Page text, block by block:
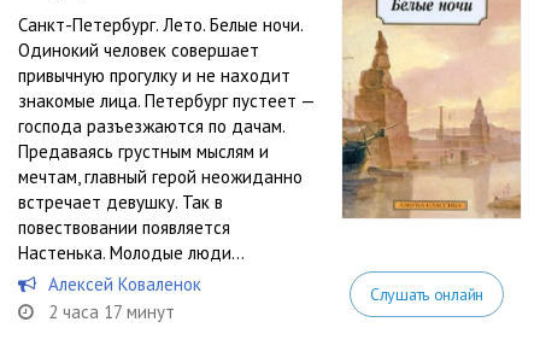
Санкт-Петербург. Лето. Белые ночи.
Одинокий человек совершает
привычную прогулку и не находит
знакомые лица. Петербург пустеет —
господа разъезжаются по дачам.
Предаваясь грустным мыслям и
мечтам, главный герой неожиданно
встречает девушку. Так в
повествовании появляется
Настенька. Молодые люди...
Алексей Коваленок
2 часа 17 минут
Слушать онлайн